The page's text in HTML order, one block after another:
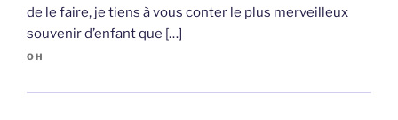
de le faire, je tiens à vous conter le plus merveilleux
souvenir d’enfant que […]
OH